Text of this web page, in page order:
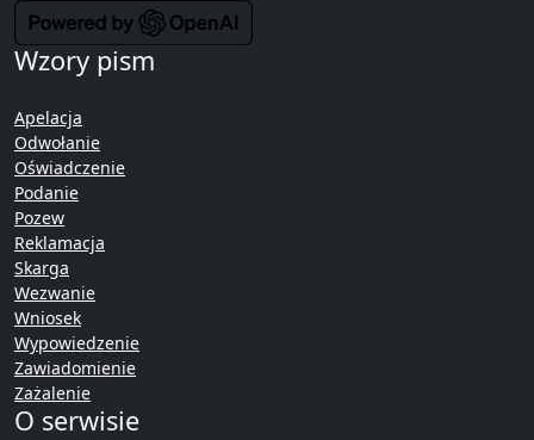
Wzory pism
Apelacja
Odwołanie
Oświadczenie
Podanie
Pozew
Reklamacja
Skarga
Wezwanie
Wniosek
Wypowiedzenie
Zawiadomienie
Zażalenie
O serwisie